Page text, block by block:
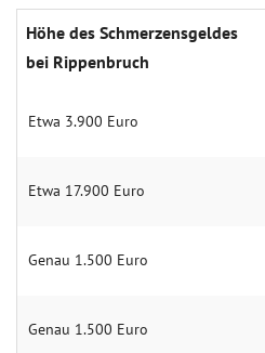
Höhe des Schmerzens­geldes
bei Rippenbruch
Etwa 3.900 Euro
Etwa 17.900 Euro
Genau 1.500 Euro
Genau 1.500 Euro